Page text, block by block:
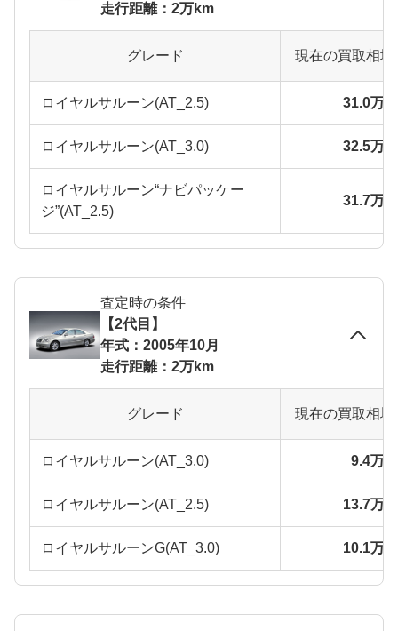
走行距離：2万km
グレード 現在の買取相
ロイヤルサルーン(AT_2.5) 31.0万
ロイヤルサルーン(AT_3.0) 32.5万
ロイヤルサルーン“ナビパッケー
ジ”(AT_2.5)
31.7万
査定時の条件
【2代目】
年式：2005年10月
走行距離：2万km
グレード 現在の買取相
ロイヤルサルーン(AT_3.0) 9.4万
ロイヤルサルーン(AT_2.5) 13.7万
ロイヤルサルーンG(AT_3.0) 10.1万